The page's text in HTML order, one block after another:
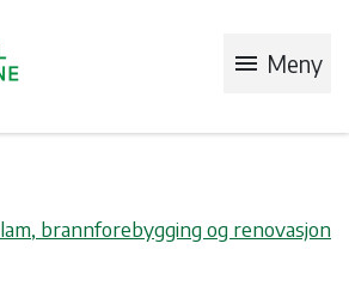
menu Meny
brannforebygging og renovasjon